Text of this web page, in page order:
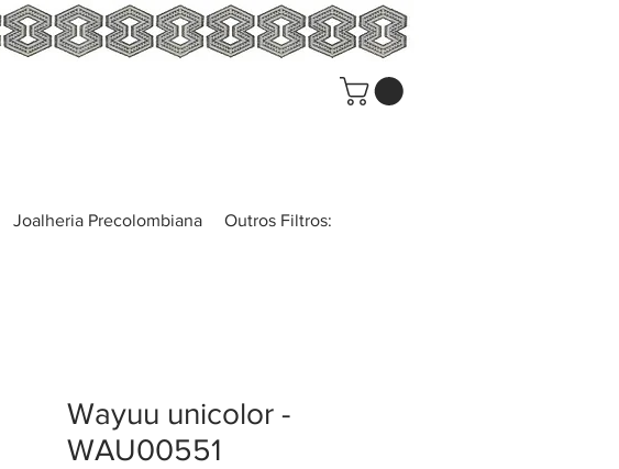
Joalheria Precolombiana Outros Filtros:
Wayuu unicolor -
WAU00551